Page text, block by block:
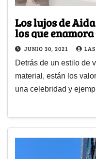
Los lujos de
los que
JUNIO 30, 2021
Detrás de un estilo de
material, están los
una celebridad y